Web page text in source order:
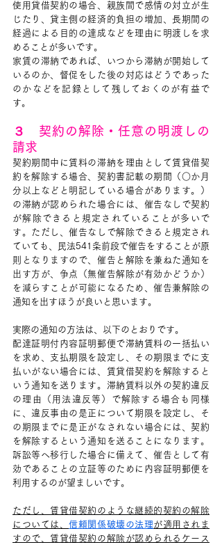
使用貸借契約の場合、親族間で感情の対立が生
じたり、貸主側の経済的負担の増加、長期間の
経過による目的の達成などを理由に明渡しを求
めることが多いです。
家賃の滞納であれば、いつから滞納が開始して
いるのか、督促をした後の対応はどうであった
のかなどを記録として残しておくのが有益で
す。
３　契約の解除・任意の明渡しの
請求
契約期間中に賃料の滞納を理由として賃貸借契
約を解除する場合、契約書記載の期間（○か月
分以上などと明記している場合があります。）
の滞納が認められた場合には、催告なしで契約
が解除できると規定されていることが多いで
す。ただし、催告なしで解除できると規定され
ていても、民法541条前段で催告をすることが原
則となりますので、催告と解除を兼ねた通知を
出す方が、争点（無催告解除が有効かどうか）
を減らすことが可能になるため、催告兼解除の
通知を出すほうが良いと思います。
実際の通知の方法は、以下のとおりです。
配達証明付内容証明郵便で滞納賃料の一括払い
を求め、支払期限を設定し、その期限までに支
払いがない場合には、賃貸借契約を解除すると
いう通知を送ります。滞納賃料以外の契約違反
の理由（用法違反等）で解除する場合も同様
に、違反事由の是正について期限を設定し、そ
の期限までに是正がなされない場合には、契約
を解除するという通知を送ることになります。
訴訟等へ移行した場合に備えて、催告として有
効であることの立証等のために内容証明郵便を
利用するのが望ましいです。
ただし、賃貸借契約のような継続的契約の解除
については、信頼関係破壊の法理が適用されま
すので、賃貸借契約の解除が認められるケース